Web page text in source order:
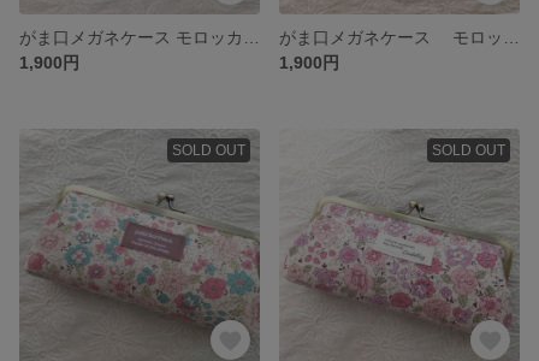
1,900円
1,900円
SOLD OUT SOLD OUT